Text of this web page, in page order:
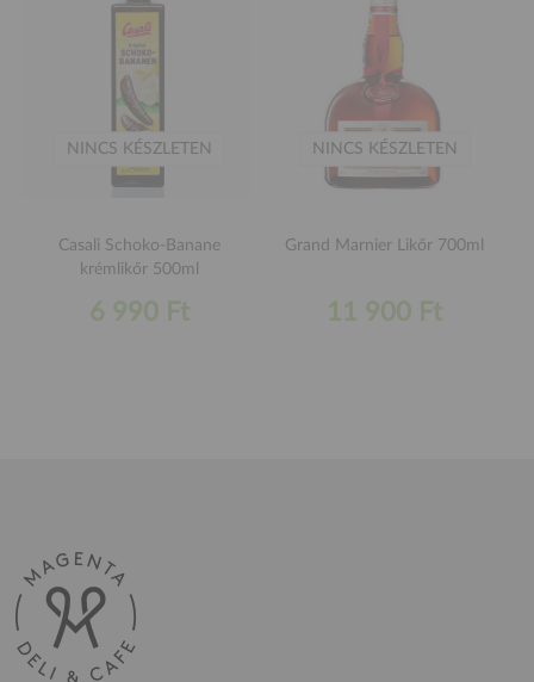
NINCS KÉSZLETEN
Casali Schoko-Banane
krémlikőr 500ml
6 990 Ft
NINCS KÉSZLETEN
Grand Marnier Likőr 700ml
11 900 Ft